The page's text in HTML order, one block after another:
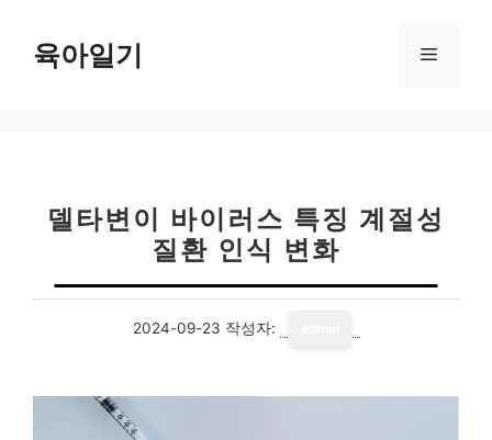
육아일기 메
델타변이 바이러스 특징 계절성
질환 인식 변화
2024-09-23 작성자: